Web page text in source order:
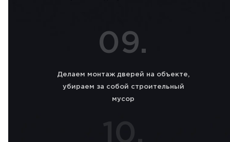
09.
Делаем монтаж дверей на объекте,
убираем за собой строительный
мусор
10.